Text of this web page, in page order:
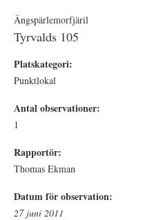
Ängspärlemorfjäril
Tyrvalds 105
Platskategori:
Punktlokal
Antal observationer:
1
Rapportör:
Thomas Ekman
Datum för observation:
27 juni 2011